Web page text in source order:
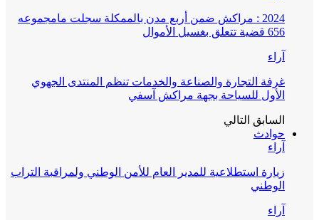
2024 : مراكش ضمن أربع مدن بالممكلة سجلت مامجموعه
656 قضية تتعلق بغسيل الأموال
آراء
غرفة التجارة والصناعة والخدمات تنظم المنتدى الجهوي
الأول للسياحة بجهة مراكش آسفي
السابق التالي
حوادث
آراء
زيارة استطلاعية للمدير العام للأمن الوطني ولمراقبة التراب
الوطني
آراء